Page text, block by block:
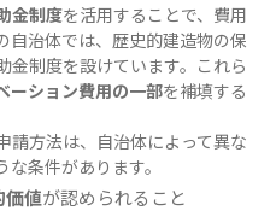
金制度を活用することで、費用
自治体では、歴史的建造物の保
金制度を設けています。これら
ーション費用の一部を補填する
請方法は、自治体によって異な
条件があります。
価値が認められること